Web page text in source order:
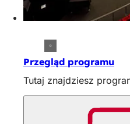
Przegląd programu
Tutaj znajdziesz